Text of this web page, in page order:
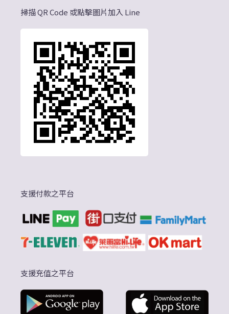
掃描 QR Code 或點擊圖片加入 Line
支援付款之平台
支援充值之平台